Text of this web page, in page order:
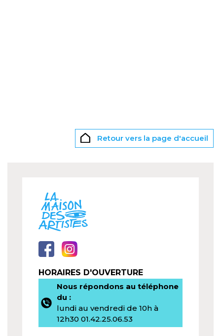
Retour vers la page d'accueil
HORAIRES D'OUVERTURE
Nous répondons au téléphone
du :
lundi au vendredi de 10h à
12h30 01.42.25.06.53